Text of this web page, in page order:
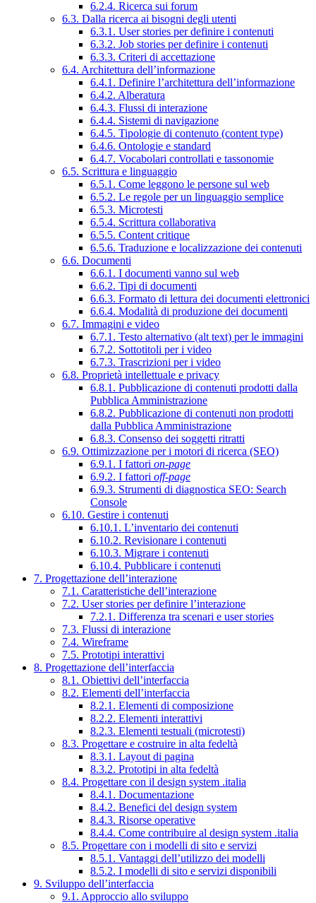
6.2.4. Ricerca sui forum
6.3. Dalla ricerca ai bisogni degli utenti
6.3.1. User stories per definire i contenuti
6.3.2. Job stories per definire i contenuti
6.3.3. Criteri di accettazione
6.4. Architettura dell’informazione
6.4.1. Definire l’architettura dell’informazione
6.4.2. Alberatura
6.4.3. Flussi di interazione
6.4.4. Sistemi di navigazione
6.4.5. Tipologie di contenuto (content type)
6.4.6. Ontologie e standard
6.4.7. Vocabolari controllati e tassonomie
6.5. Scrittura e linguaggio
6.5.1. Come leggono le persone sul web
6.5.2. Le regole per un linguaggio semplice
6.5.3. Microtesti
6.5.4. Scrittura collaborativa
6.5.5. Content critique
6.5.6. Traduzione e localizzazione dei contenuti
6.6. Documenti
6.6.1. I documenti vanno sul web
6.6.2. Tipi di documenti
6.6.3. Formato di lettura dei documenti elettronici
6.6.4. Modalità di produzione dei documenti
6.7. Immagini e video
6.7.1. Testo alternativo (alt text) per le immagini
6.7.2. Sottotitoli per i video
6.7.3. Trascrizioni per i video
6.8. Proprietà intellettuale e privacy
6.8.1. Pubblicazione di contenuti prodotti dalla
Pubblica Amministrazione
6.8.2. Pubblicazione di contenuti non prodotti
dalla Pubblica Amministrazione
6.8.3. Consenso dei soggetti ritratti
6.9. Ottimizzazione per i motori di ricerca (SEO)
6.9.1. I fattori on-page
6.9.2. I fattori off-page
6.9.3. Strumenti di diagnostica SEO: Search
Console
6.10. Gestire i contenuti
6.10.1. L’inventario dei contenuti
6.10.2. Revisionare i contenuti
6.10.3. Migrare i contenuti
6.10.4. Pubblicare i contenuti
7. Progettazione dell’interazione
7.1. Caratteristiche dell’interazione
7.2. User stories per definire l’interazione
7.2.1. Differenza tra scenari e user stories
7.3. Flussi di interazione
7.4. Wireframe
7.5. Prototipi interattivi
8. Progettazione dell’interfaccia
8.1. Obiettivi dell’interfaccia
8.2. Elementi dell’interfaccia
8.2.1. Elementi di composizione
8.2.2. Elementi interattivi
8.2.3. Elementi testuali (microtesti)
8.3. Progettare e costruire in alta fedeltà
8.3.1. Layout di pagina
8.3.2. Prototipi in alta fedeltà
8.4. Progettare con il design system .italia
8.4.1. Documentazione
8.4.2. Benefici del design system
8.4.3. Risorse operative
8.4.4. Come contribuire al design system .italia
8.5. Progettare con i modelli di sito e servizi
8.5.1. Vantaggi dell’utilizzo dei modelli
8.5.2. I modelli di sito e servizi disponibili
9. Sviluppo dell’interfaccia
9.1. Approccio allo sviluppo